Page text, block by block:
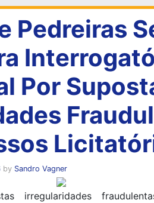
Pedreiras
Por
by Sandro Vagner
irregularidades